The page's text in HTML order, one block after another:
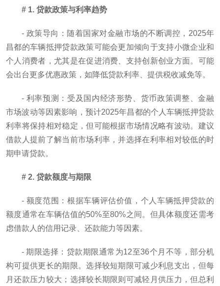
# 1. 贷款政策与利率趋势
- 政策导向：随着国家对金融市场的不断调控，2025年
昌都的车辆抵押贷款政策可能会更加倾向于支持小微企业和
个人消费者，尤其是在促进消费、支持创新创业方面。可能
会出台更多优惠政策，如降低贷款利率、提供税收减免等。
- 利率预测：受及国内经济形势、货币政策调整、金融
市场波动等因素影响，预计2025年昌都的个人车辆抵押贷款
利率将保持相对稳定，但可能根据市场情况略有波动。建议
借款人提前了解当前市场利率，并选择在利率相对较低的时
期申请贷款。
# 2. 贷款额度与期限
- 额度范围：根据车辆评估价值，个人车辆抵押贷款的
额度通常在车辆估值的50%至80%之间。但具体额度还需考
虑借款人的信用记录、还款能力等因素。
- 期限选择：贷款期限通常为12至36个月不等，部分机
构可提供更长的期限。选择较短期限可减少利息支出，但每
月还款压力较大；选择较长期限则可减轻月供压力，但总利